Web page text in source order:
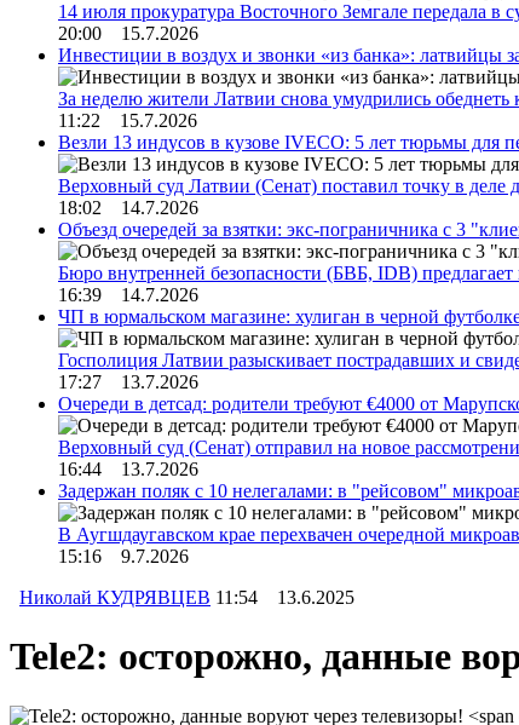
14 июля прокуратура Восточного Земгале передала в
20:00 15.7.2026
Инвестиции в воздух и звонки «из банка»: латвийцы
За неделю жители Латвии снова умудрились
11:22 15.7.2026
Везли 13 индусов в кузове IVECO: 5 лет тюрьмы для
Верховный суд Латвии (Сенат) поставил точку в деле
18:02 14.7.2026
Объезд очередей за взятки: экс-пограничника с 3
Бюро внутренней безопасности (БВБ, IDB)
16:39 14.7.2026
ЧП в юрмальском магазине: хулиган в черной
Госполиция Латвии разыскивает пострадавших и
17:27 13.7.2026
Очереди в детсад: родители требуют €4000 от
Верховный суд (Сенат) отправил на новое
16:44 13.7.2026
Задержан поляк с 10 нелегалами: в "рейсовом"
В Аугшдаугавском крае перехвачен очередной
15:16 9.7.2026
Николай КУДРЯВЦЕВ 11:54 13.6.2025
Tele2: осторожно, данные